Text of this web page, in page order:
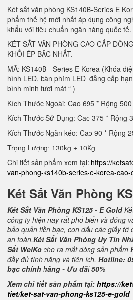
Két sắt văn phòng KS140B-Series E
phẩm thế hệ mới nhất áp dụng công
khẩu với tiêu chuẩn ngân hàng quốc tế.
KÉT SẮT VĂN PHÒNG CAO CẤP
KHỐI ÉP BẬC NHẤT.
MÃ: KS140B - Series E Korea (Khóa
hình LED, bàn phím LED đẳng cấp
bình minh tươi mát “ )
Kích Thước Ngoài: Cao 695 * Rộng
Kích Thước Sử Dụng: Cao 375 * Rộng
Kích Thước Ngăn kéo: Cao 90 * Rộng
Trọng Lượng: 130kg ± 10Kg
Chi tiết sản phẩm xem tại: https://
van-phong-ks140b-series-e-korea-cao-
Két Sắt Văn Phòng
Két Sắt Văn Phòng KS125 - E Gold
công ty hiện nay rất phổ biến và đóng
bảo quản tiền bạc, con dấu các giấy tờ
an toàn.Két Sắt Văn Phòng Uy Tín
Sắt WelKo cho ra mắt dòng sản phẩm
đầy đủ tính năng và tiện ích. Hotline:
bạc chính hãng - Ưu đãi 50%
Xem chi tiết sản phẩm tại: https://
tiet/ket-sat-van-phong-ks125-e-gold